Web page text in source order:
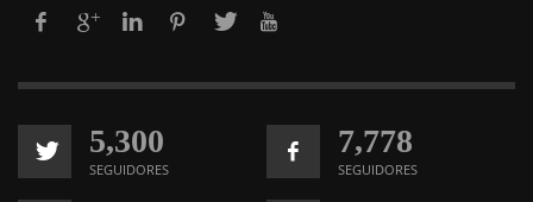
5,300
SEGUIDORES
7,778
SEGUIDORES